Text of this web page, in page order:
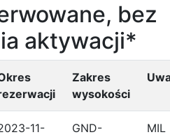
bez
aktywacji*
Zakres
wysokości
11-
GND-
MIL